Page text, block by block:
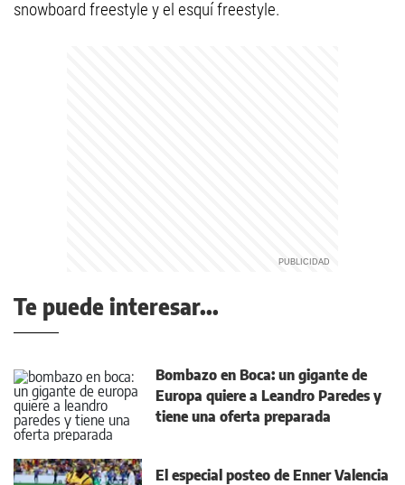
snowboard freestyle y el esquí freestyle.
Te puede interesar...
Bombazo en Boca: un gigante de
Europa quiere a Leandro Paredes y
tiene una oferta preparada
El especial posteo de Enner Valencia